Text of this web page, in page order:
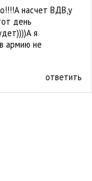
насчет ВДВ,у
день
я
армию не
ответить